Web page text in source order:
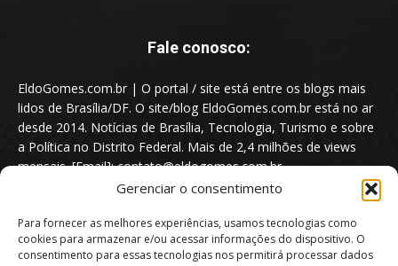
Gerenciar o consentimento
Para fornecer as melhores experiências, usamos tecnologias como
cookies para armazenar e/ou acessar informações do dispositivo. O
consentimento para essas tecnologias nos permitirá processar dados
Fale conosco:
EldoGomes.com.br | O portal / site está entre os blogs mais
lidos de Brasília/DF. O site/blog EldoGomes.com.br está no ar
desde 2014. Notícias de Brasília, Tecnologia, Turismo e sobre
a Política no Distrito Federal. Mais de 2,4 milhões de views
mensais. [Email]: contato@eldogomes.com.br